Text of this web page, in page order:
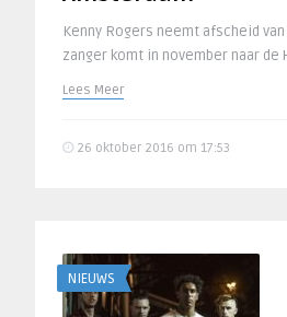
Kenny Rogers neemt afscheid
zanger komt in november naar de
Lees Meer
26 oktober 2016 om 17:53
NIEUWS